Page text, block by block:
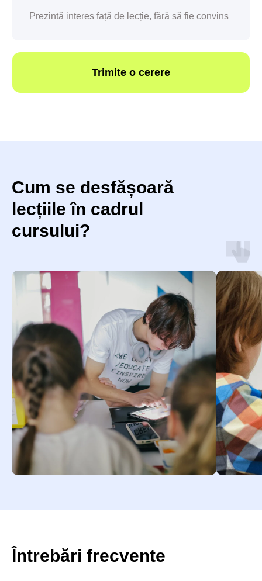
Prezintă interes față de lecție, fără să fie convins
Cum se desfășoară
lecțiile în cadrul
cursului?
Întrebări frecvente